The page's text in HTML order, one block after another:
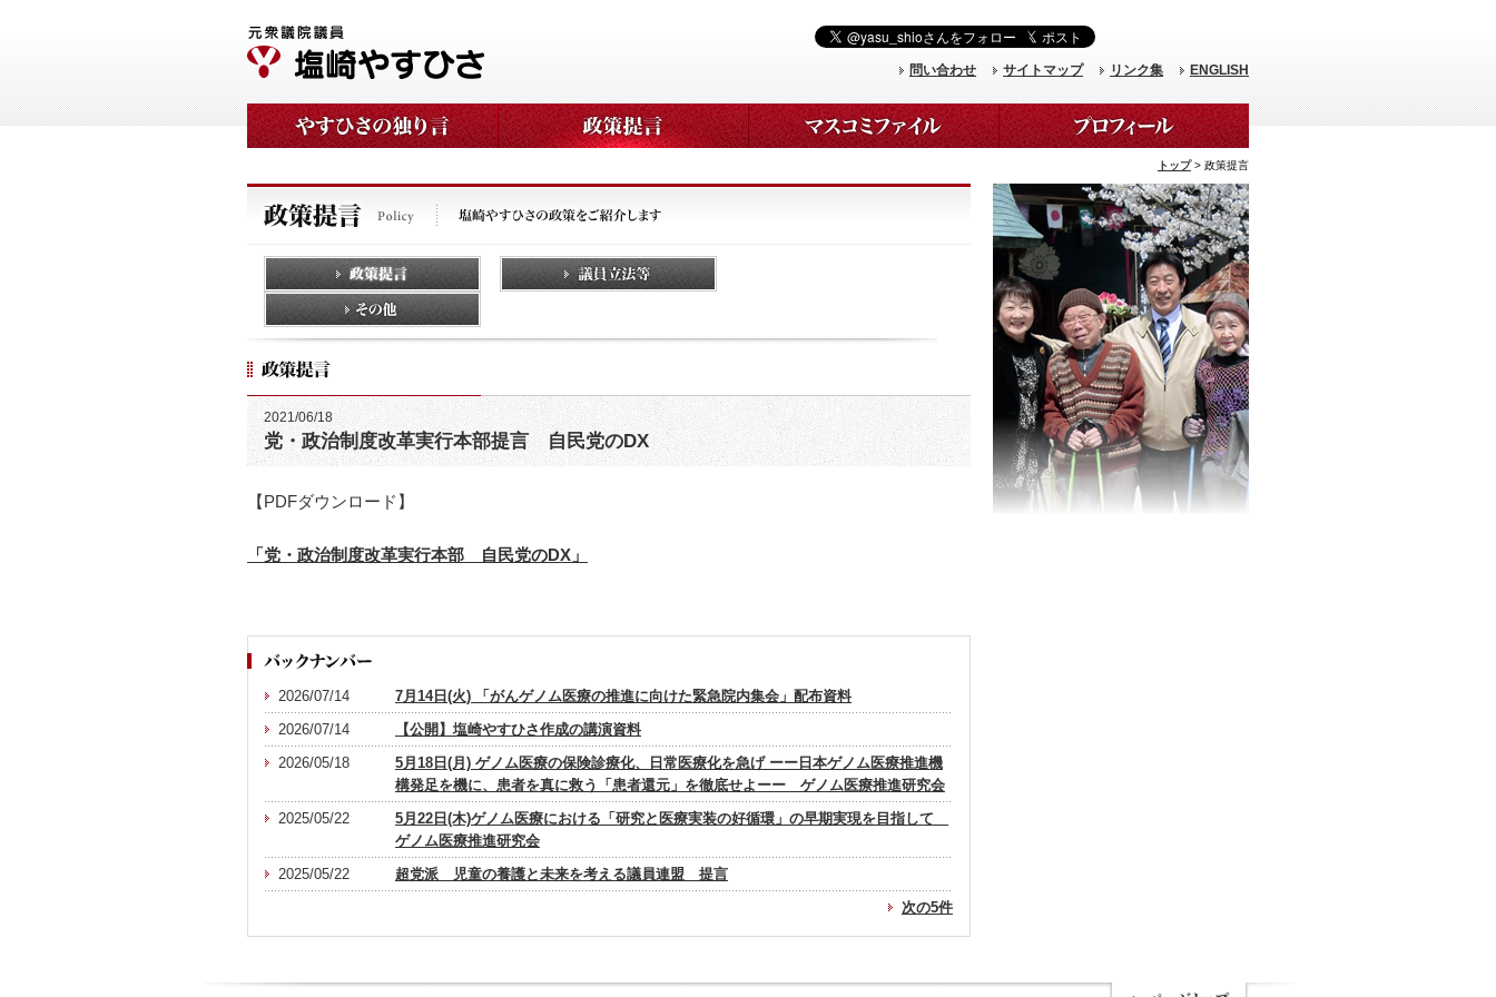
ENGLISH
リンク集
サイトマップ
問い合わせ
トップ> 政策提言
2021/06/18
党・政治制度改革実行本部提言 自民党のDX
【PDFダウンロード】
「党・政治制度改革実行本部 自民党のDX」
2026/07/14
7月14日(火) 「がんゲノム医療の推進に向けた緊急院内集会」配布資料
2026/07/14
【公開】塩崎やすひさ作成の講演資料
2026/05/18
5月18日(月) ゲノム医療の保険診療化、日常医療化を急げ ーー日本ゲノム医療推進機
構発足を機に、患者を真に救う「患者還元」を徹底せよーー ゲノム医療推進研究会
2025/05/22
5月22日(木)ゲノム医療における「研究と医療実装の好循環」の早期実現を目指して
ゲノム医療推進研究会
2025/05/22
超党派 児童の養護と未来を考える議員連盟 提言
次の5件